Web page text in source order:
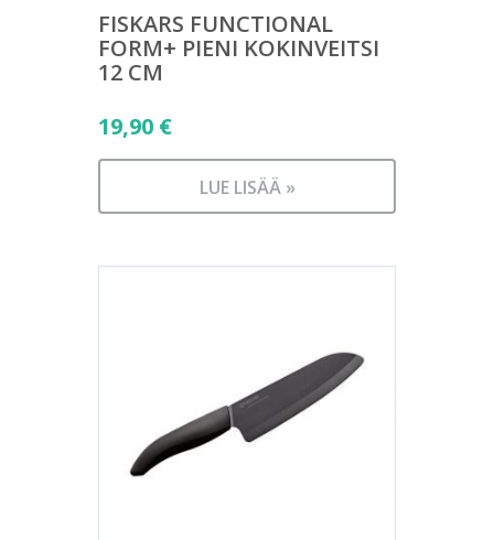
FISKARS FUNCTIONAL
FORM+ PIENI KOKINVEITSI
12 CM
19,90 €
LUE LISÄÄ »